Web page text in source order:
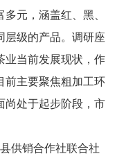
元，涵盖红、黑、
层级的产品。调研座
业当前发展现状，作
前主要聚焦粗加工环
尚处于起步阶段，市
供销合作社联合社